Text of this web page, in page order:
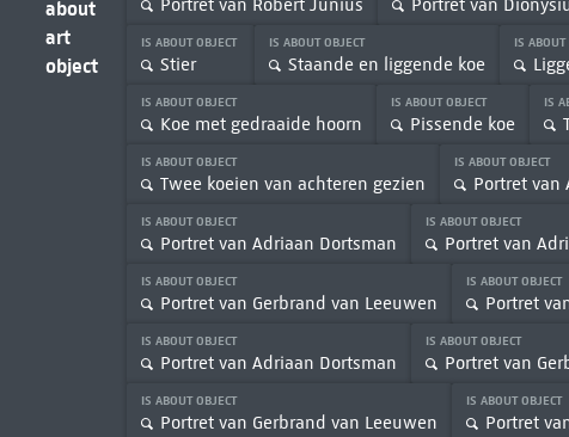
about
art
object
Portret van Robert Junius Portret van
IS ABOUT OBJECT
Stier
IS ABOUT OBJECT
Staande en liggende koe
IS ABOUT
IS ABOUT OBJECT
Koe met gedraaide hoorn
IS ABOUT OBJECT
Pissende koe
IS
IS ABOUT OBJECT
Twee koeien van achteren gezien
IS ABOUT OBJECT
Portret van
IS ABOUT OBJECT
Portret van Adriaan Dortsman
IS ABOUT OBJECT
Portret van
IS ABOUT OBJECT
Portret van Gerbrand van Leeuwen
IS ABOUT OBJECT
Portret
IS ABOUT OBJECT
Portret van Adriaan Dortsman
IS ABOUT OBJECT
Portret van
IS ABOUT OBJECT
Portret van Gerbrand van Leeuwen
IS ABOUT OBJECT
Portret